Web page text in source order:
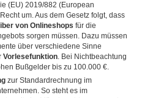
(EU) 2019/882 (European
um. Aus dem Gesetz folgt, dass
von Onlineshops für die
sorgen müssen. Dazu müssen
über verschiedene Sinne
Vorlesefunktion. Bei Nichtbeachtung
Bußgelder bis zu 100.000 €.
zur Standardrechnung im
So steht es im